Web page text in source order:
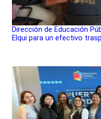
Dirección de Educación
Elqui para un efectivo